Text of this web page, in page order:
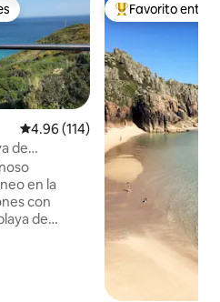
Calificación promedio: 4.96 de
4.96 (114)
de
en la
con
de
Favorito entre
Favorito entre